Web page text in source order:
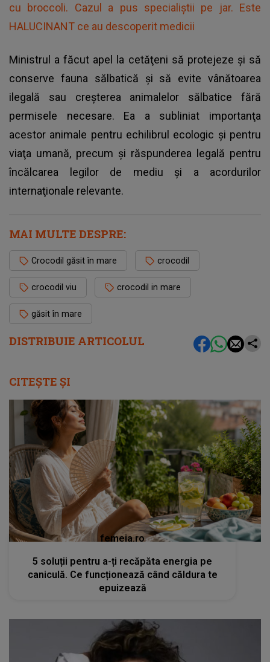
DISTRIBUIE ARTICOLUL
cu broccoli. Cazul a pus specialiștii pe jar. Este
HALUCINANT ce au descoperit medicii
Ministrul a făcut apel la cetăţeni să protejeze şi să
conserve fauna sălbatică şi să evite vânătoarea
ilegală sau creşterea animalelor sălbatice fără
permisele necesare. Ea a subliniat importanţa
acestor animale pentru echilibrul ecologic şi pentru
viaţa umană, precum şi răspunderea legală pentru
încălcarea legilor de mediu şi a acordurilor
internaţionale relevante.
MAI MULTE DESPRE:
Crocodil găsit în mare crocodil
crocodil viu crocodil in mare
găsit în mare
CITEȘTE ȘI
femeia.ro
5 soluții pentru a-ți recăpăta energia pe
caniculă. Ce funcționează când căldura te
epuizează